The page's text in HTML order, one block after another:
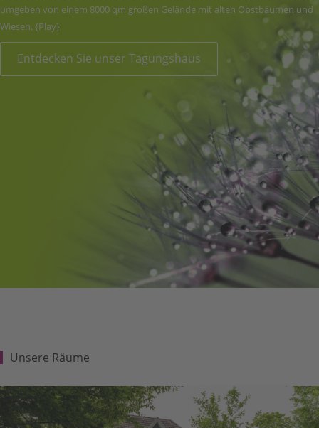
umgeben von einem 8000 qm großen Gelände mit alten Obstbäumen und
Wiesen.{Play}
Entdecken Sie unser Tagungshaus
Unsere Räume